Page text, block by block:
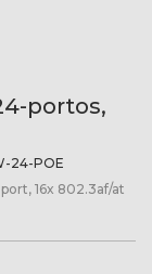
portos,
24-POE
16x 802.3af/at